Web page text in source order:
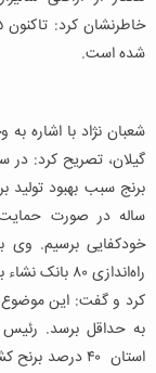
شده است.
شعبان نژاد با اشاره
گیلان، تصریح کرد: در
ساله در صورت حمایت
راه‌اندازی
کرد و گفت: این موضوع
به حداقل برسد. رئیس
استان ۴۰ درصد